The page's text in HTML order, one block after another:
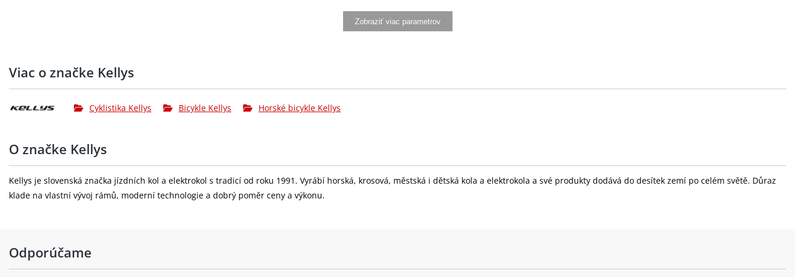
Středové složení: cartridge (122 mm)
Pedály:
Ráfky: KLS Draft Disc 584x21 (32 děr)
Přední náboj: KLS Firework Disc (32 děr)
výplet kola:
Barva: Black
Zobraziť viac parametrov
Viac o značke Kellys
Cyklistika Kellys Bicykle Kellys Horské bicykle Kellys
O značke Kellys
Kellys je slovenská značka jízdních kol a elektrokol s tradicí od roku 1991. Vyrábí horská, krosová, městská i dětská kola a elektrokola a své produkty dodává do desítek zemí po celém světě. Důraz
klade na vlastní vývoj rámů, moderní technologie a dobrý poměr ceny a výkonu.
Odporúčame